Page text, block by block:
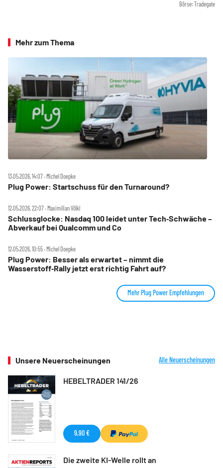
Börse: Tradegate
Mehr zum Thema
13.05.2026, 14:07 ‧ Michel Doepke
Plug Power: Startschuss für den Turnaround?
12.05.2026, 22:07 ‧ Maximilian Völkl
Schlussglocke: Nasdaq 100 leidet unter Tech‑Schwäche –
Abverkauf bei Qualcomm und Co
12.05.2026, 10:55 ‧ Michel Doepke
Plug Power: Besser als erwartet – nimmt die
Wasserstoff‑Rally jetzt erst richtig Fahrt auf?
Mehr Plug Power Empfehlungen
Unsere Neuerscheinungen Alle Neuerscheinungen
HEBELTRADER 141/26
9,90 €
Die zweite KI-Welle rollt an